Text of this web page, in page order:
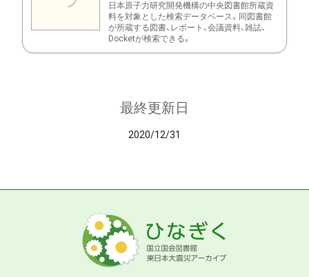
日本原子力研究開発機構の中央図書館所蔵資
料を対象とした検索データベース。同図書館
が所蔵する図書、レポート、会議資料、雑誌、
Docketが検索できる。
最終更新日
2020/12/31